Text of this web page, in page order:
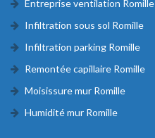
Entreprise ventilation Romille
Infiltration sous sol Romille
Infiltration parking Romille
Remontée capillaire Romille
Moisissure mur Romille
Humidité mur Romille